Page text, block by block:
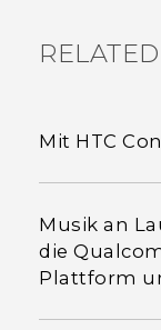
Mit HTC
Musik an
die
Plattform